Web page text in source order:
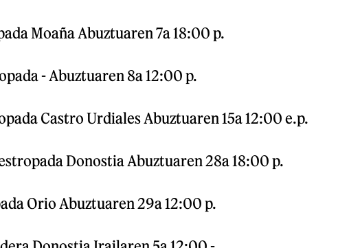
Moaña Abuztuaren 7a 18:00 p.
- Abuztuaren 8a 12:00 p.
Castro Urdiales Abuztuaren 15a 12:00 e.p.
Donostia Abuztuaren 28a 18:00 p.
Orio Abuztuaren 29a 12:00 p.